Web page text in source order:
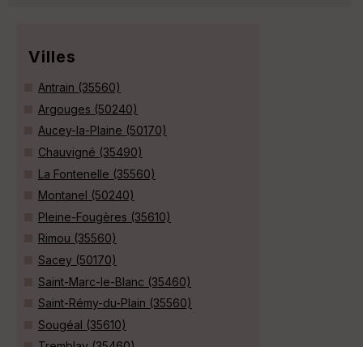
Villes
Antrain (35560)
Argouges (50240)
Aucey-la-Plaine (50170)
Chauvigné (35490)
La Fontenelle (35560)
Montanel (50240)
Pleine-Fougères (35610)
Rimou (35560)
Sacey (50170)
Saint-Marc-le-Blanc (35460)
Saint-Rémy-du-Plain (35560)
Sougéal (35610)